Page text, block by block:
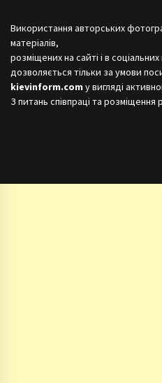
Використання авторських
матеріалів,
розміщених на сайті і в
дозволяється тільки за умови
kievinform.com у вигляді
З питань співпраці та розміщення